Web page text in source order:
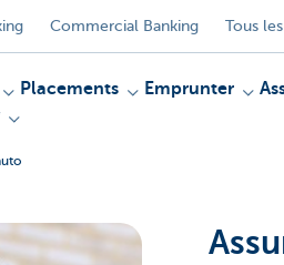
Commercial Banking Tous
Placements Emprunter